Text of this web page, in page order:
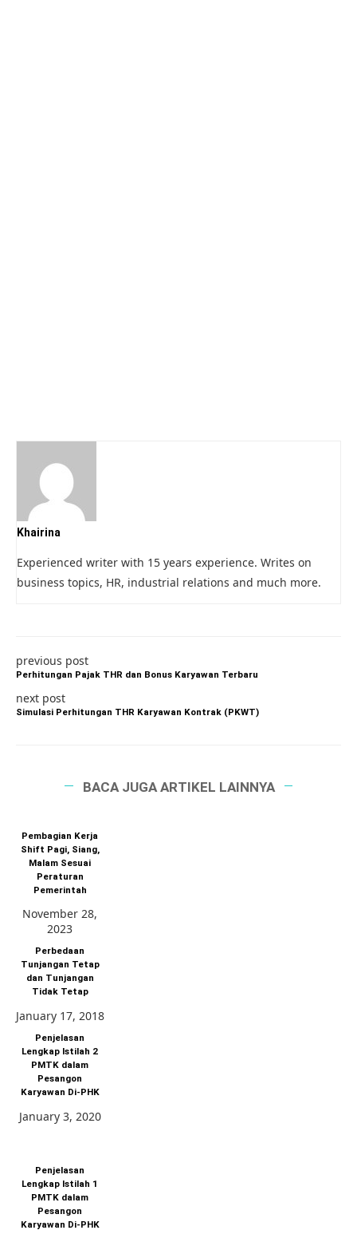
Khairina
Experienced writer with 15 years experience. Writes on
business topics, HR, industrial relations and much more.
previous post
Perhitungan Pajak THR dan Bonus Karyawan Terbaru
next post
Simulasi Perhitungan THR Karyawan Kontrak (PKWT)
BACA JUGA ARTIKEL LAINNYA
Pembagian Kerja
Shift Pagi, Siang,
Malam Sesuai
Peraturan
Pemerintah
November 28,
2023
Perbedaan
Tunjangan Tetap
dan Tunjangan
Tidak Tetap
January 17, 2018
Penjelasan
Lengkap Istilah 2
PMTK dalam
Pesangon
Karyawan Di-PHK
January 3, 2020
Penjelasan
Lengkap Istilah 1
PMTK dalam
Pesangon
Karyawan Di-PHK